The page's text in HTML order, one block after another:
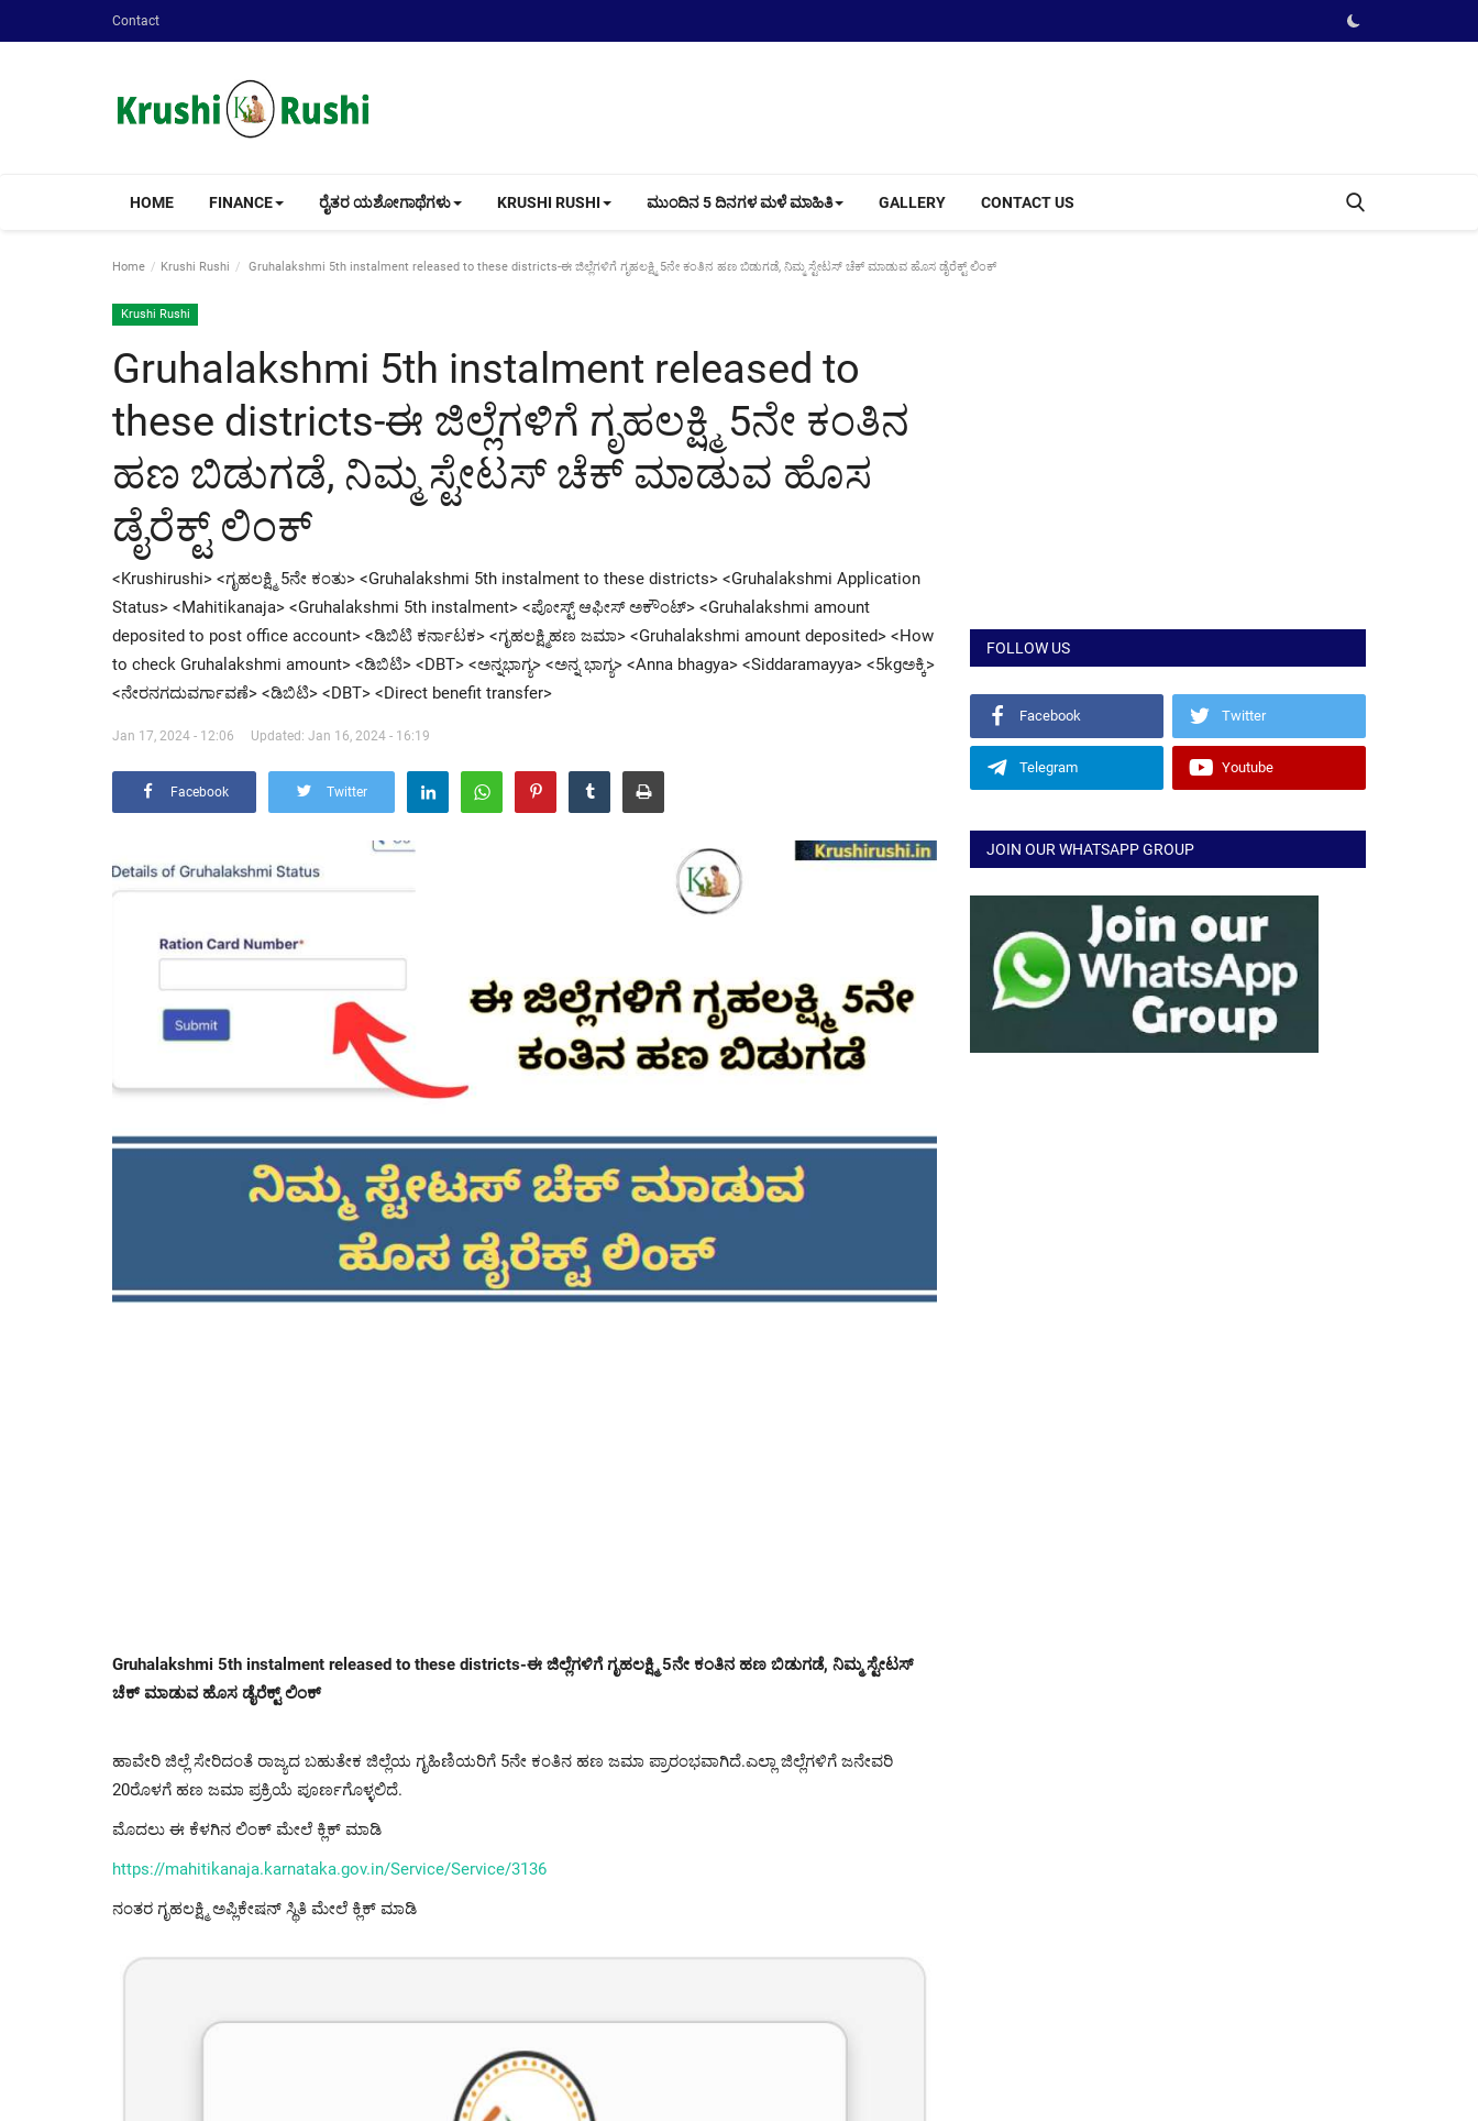
Contact
HOME FINANCE ರೈತರ ಯಶೋಗಾಥೆಗಳು KRUSHI RUSHI ಮುಂದಿನ 5 ದಿನಗಳ ಮಳೆ ಮಾಹಿತಿ GALLERY CONTACT US
Home Krushi Rushi Gruhalakshmi 5th instalment released to these districts-ಈ ಜಿಲ್ಲೆಗಳಿಗೆ ಗೃಹಲಕ್ಷ್ಮಿ 5ನೇ ಕಂತಿನ ಹಣ ಬಿಡುಗಡೆ, ನಿಮ್ಮ ಸ್ಟೇಟಸ್ ಚೆಕ್ ಮಾಡುವ ಹೊಸ ಡೈರೆಕ್ಟ್ ಲಿಂಕ್
Krushi Rushi
Gruhalakshmi 5th instalment released to
these districts-ಈ ಜಿಲ್ಲೆಗಳಿಗೆ ಗೃಹಲಕ್ಷ್ಮಿ 5ನೇ ಕಂತಿನ
ಹಣ ಬಿಡುಗಡೆ, ನಿಮ್ಮ ಸ್ಟೇಟಸ್ ಚೆಕ್ ಮಾಡುವ ಹೊಸ
ಡೈರೆಕ್ಟ್ ಲಿಂಕ್
<Krushirushi> <ಗೃಹಲಕ್ಷ್ಮಿ 5ನೇ ಕಂತು> <Gruhalakshmi 5th instalment to these districts> <Gruhalakshmi Application
Status> <Mahitikanaja> <Gruhalakshmi 5th instalment> <ಪೋಸ್ಟ್ ಆಫೀಸ್ ಅಕೌಂಟ್> <Gruhalakshmi amount
deposited to post office account> <ಡಿಬಿಟಿ ಕರ್ನಾಟಕ> <ಗೃಹಲಕ್ಷ್ಮಿಹಣ ಜಮಾ> <Gruhalakshmi amount deposited> <How
to check Gruhalakshmi amount> <ಡಿಬಿಟಿ> <DBT> <ಅನ್ನಭಾಗ್ಯ> <ಅನ್ನ ಭಾಗ್ಯ> <Anna bhagya> <Siddaramayya> <5kgಅಕ್ಕಿ>
<ನೇರನಗದುವರ್ಗಾವಣೆ> <ಡಿಬಿಟಿ> <DBT> <Direct benefit transfer>
Jan 17, 2024 - 12:06 Updated: Jan 16, 2024 - 16:19
Facebook Twitter
Gruhalakshmi 5th instalment released to these districts-ಈ ಜಿಲ್ಲೆಗಳಿಗೆ ಗೃಹಲಕ್ಷ್ಮಿ 5ನೇ ಕಂತಿನ ಹಣ ಬಿಡುಗಡೆ, ನಿಮ್ಮ ಸ್ಟೇಟಸ್
ಚೆಕ್ ಮಾಡುವ ಹೊಸ ಡೈರೆಕ್ಟ್ ಲಿಂಕ್
ಹಾವೇರಿ ಜಿಲ್ಲೆ ಸೇರಿದಂತೆ ರಾಜ್ಯದ ಬಹುತೇಕ ಜಿಲ್ಲೆಯ ಗೃಹಿಣಿಯರಿಗೆ 5ನೇ ಕಂತಿನ ಹಣ ಜಮಾ ಪ್ರಾರಂಭವಾಗಿದೆ.ಎಲ್ಲಾ ಜಿಲ್ಲೆಗಳಿಗೆ ಜನೇವರಿ
20ರೊಳಗೆ ಹಣ ಜಮಾ ಪ್ರಕ್ರಿಯೆ ಪೂರ್ಣಗೊಳ್ಳಲಿದೆ.
ಮೊದಲು ಈ ಕೆಳಗಿನ ಲಿಂಕ್ ಮೇಲೆ ಕ್ಲಿಕ್ ಮಾಡಿ
https://mahitikanaja.karnataka.gov.in/Service/Service/3136
ನಂತರ ಗೃಹಲಕ್ಷ್ಮಿ ಅಪ್ಲಿಕೇಷನ್ ಸ್ಥಿತಿ ಮೇಲೆ ಕ್ಲಿಕ್ ಮಾಡಿ
FOLLOW US
Facebook Twitter
Telegram Youtube
JOIN OUR WHATSAPP GROUP